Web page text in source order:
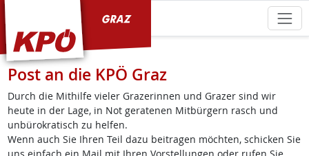
Post an die KPÖ Graz
Durch die Mithilfe vieler Grazerinnen und Grazer sind wir
heute in der Lage, in Not geratenen Mitbürgern rasch und
unbürokratisch zu helfen.
Wenn auch Sie Ihren Teil dazu beitragen möchten, schicken Sie